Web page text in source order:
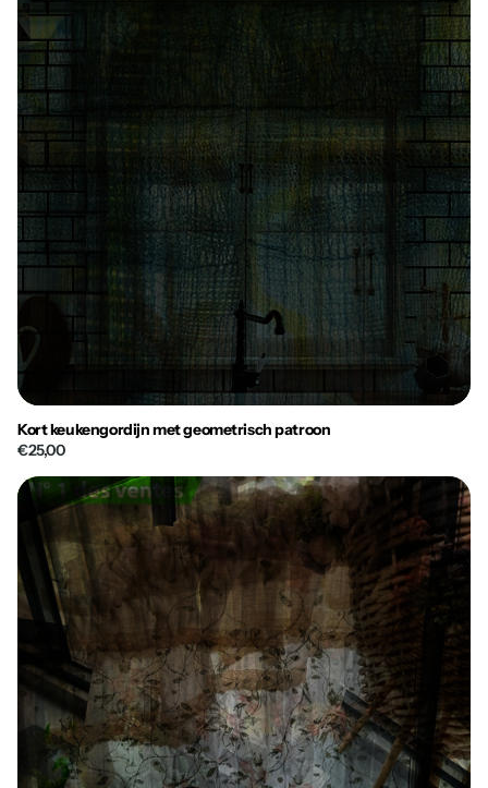
Kort keukengordijn met geometrisch patroon
€25,00